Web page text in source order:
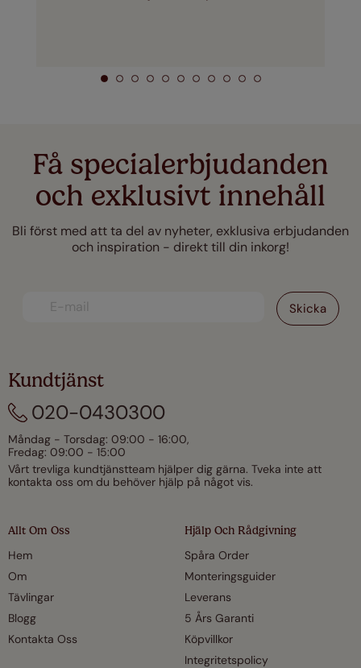
Få specialerbjudanden
och exklusivt innehåll
Bli först med att ta del av nyheter, exklusiva erbjudanden
och inspiration - direkt till din inkorg!
Allt Om Oss
Hem
Om
Tävlingar
Blogg
Kontakta Oss
Hjälp Och Rådgivning
Spåra Order
Monteringsguider
Leverans
5 Års Garanti
Köpvillkor
Integritetspolicy
Kundtjänst
020-0430300
Måndag - Torsdag: 09:00 - 16:00,
Fredag: 09:00 - 15:00
Vårt trevliga kundtjänstteam hjälper dig gärna. Tveka inte att
kontakta oss om du behöver hjälp på något vis.